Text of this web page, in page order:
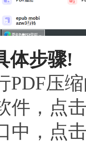
体步骤!
PDF压
件，点
中，点